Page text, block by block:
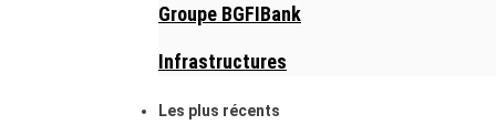
Groupe BGFIBank
Infrastructures
Les plus récents